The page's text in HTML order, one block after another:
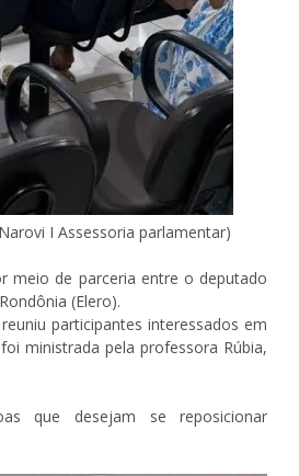
I Assessoria parlamentar)
meio de parceria entre o deputado
(Elero).
participantes interessados em
ministrada pela professora Rúbia,
que desejam se reposicionar